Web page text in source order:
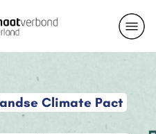
Climate Pact